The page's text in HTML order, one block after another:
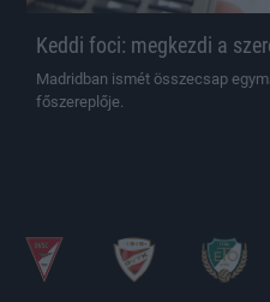
Keddi foci: megkezdi a
Madridban ismét összecsap
főszereplője.